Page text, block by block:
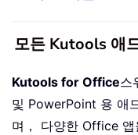
모든 Kutools 애
Kutools for Office스
및 PowerPoint 용 애
며， 다양한 Office 앱